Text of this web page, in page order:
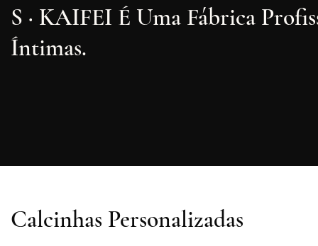
S · KAIFEI É Uma Fábrica
Íntimas.
Calcinhas Personalizadas